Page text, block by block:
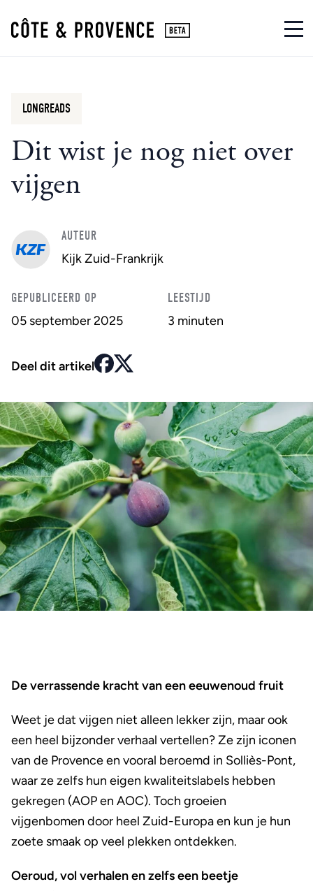
Dit wist je nog niet over
vijgen
LONGREADS
AUTEUR
Kijk Zuid-Frankrijk
GEPUBLICEERD OP
05 september 2025
LEESTIJD
3 minuten
Deel dit artikel
De verrassende kracht van een eeuwenoud fruit
Weet je dat vijgen niet alleen lekker zijn, maar ook
een heel bijzonder verhaal vertellen? Ze zijn iconen
van de Provence en vooral beroemd in Solliès-Pont,
waar ze zelfs hun eigen kwaliteitslabels hebben
gekregen (AOP en AOC). Toch groeien
vijgenbomen door heel Zuid-Europa en kun je hun
zoete smaak op veel plekken ontdekken.
Oeroud, vol verhalen en zelfs een beetje